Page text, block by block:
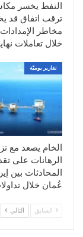
النووية
جنيف، ما
عباس
شبكةسي
إلى حل
قريبًا، وهو
استعداد
وتُعد إيران
أوبك، كما
إضافة إلى
هرمز،
المنقولة
النفط يخسر
ترقب اتفاق قد
مخاطر
خلال تعاملات
تقارير يوميّة
الخام يصعد مع
الرهانات على
المحادثات بين
عُمان خلال
السابق التالي